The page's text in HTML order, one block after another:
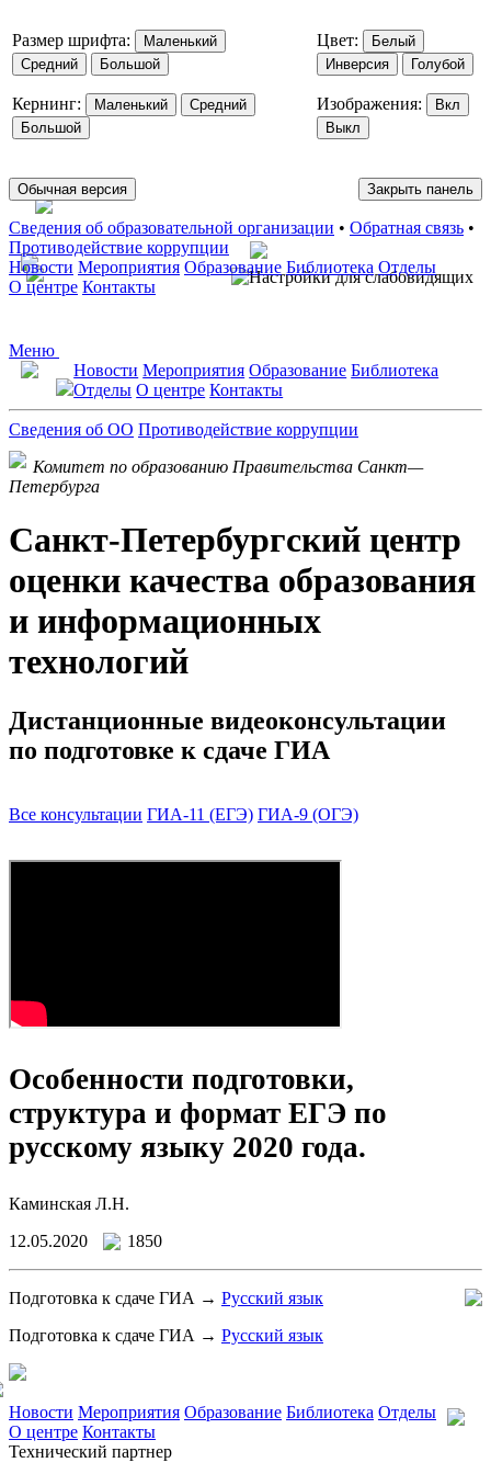
Размер шрифта:
Маленький
Средний
Большой
Кернинг: Маленький
Средний
Большой
Цвет:
Белый
Инверсия
Голубой
Изображения:
Вкл
Выкл
Обычная версия Закрыть панель
Сведения об образовательной организации • Обратная связь •
Противодействие коррупции
Новости Мероприятия Образование Библиотека Отделы
О центре Контакты
Меню
Новости Мероприятия Образование Библиотека
Отделы О центре Контакты
Сведения об ОО Противодействие коррупции
Комитет по образованию Правительства Санкт—
Петербурга
Санкт-Петербургский центр
оценки качества образования
и информационных
технологий
Дистанционные видеоконсультации
по подготовке к сдаче ГИА
Все консультации ГИА-11 (ЕГЭ) ГИА-9 (ОГЭ)
Особенности подготовки,
структура и формат ЕГЭ по
русскому языку 2020 года.
Каминская Л.Н.
12.05.2020
1850
Подготовка к сдаче ГИА → Русский язык
Подготовка к сдаче ГИА → Русский язык
Новости Мероприятия Образование Библиотека Отделы
О центре Контакты
Технический партнер